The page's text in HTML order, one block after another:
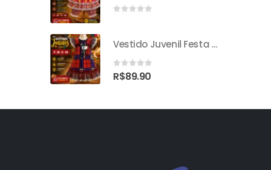
Vestido Juvenil Festa Junina
0out of 5
R$89.90